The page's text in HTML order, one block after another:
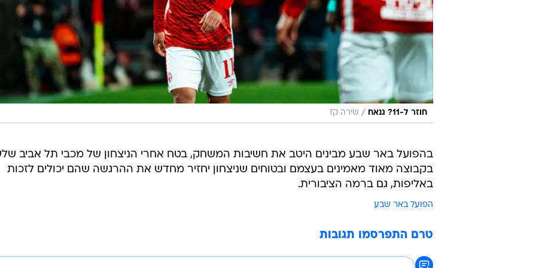
חוזר ל-11? גנאח / שירה קז
בהפועל באר שבע מבינים היטב את חשיבות המשחק, בטח אחרי הניצחון של מכבי תל אביב
בקבוצה מאוד מאמינים בעצמם ובטוחים שניצחון יחזיר מחדש את ההרגשה שהם יכולים לזכות
באליפות, גם ברמה הציבורית.
הפועל באר שבע
טרם התפרסמו תגובות